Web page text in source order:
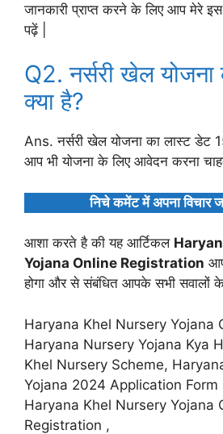
जानकारी प्राप्त करने के लिए आप मेरे
पढ़ें |
Q2. नर्सरी खेल
क्या है?
Ans. नर्सरी खेल योजना का लास्ट डेट
आप भी योजना के लिए आवेदन करना
निचे कमेंट में अपना विचार
आशा करते है की यह आर्टिकल
Yojana Online Registration
होगा और से संबंधित आपके सभी सवालों
Haryana Khel Nursery Yojana
Haryana Nursery Yojana Kya
Khel Nursery Scheme,
Yojana 2024 Application
Haryana Khel Nursery Yojana
Registration ,